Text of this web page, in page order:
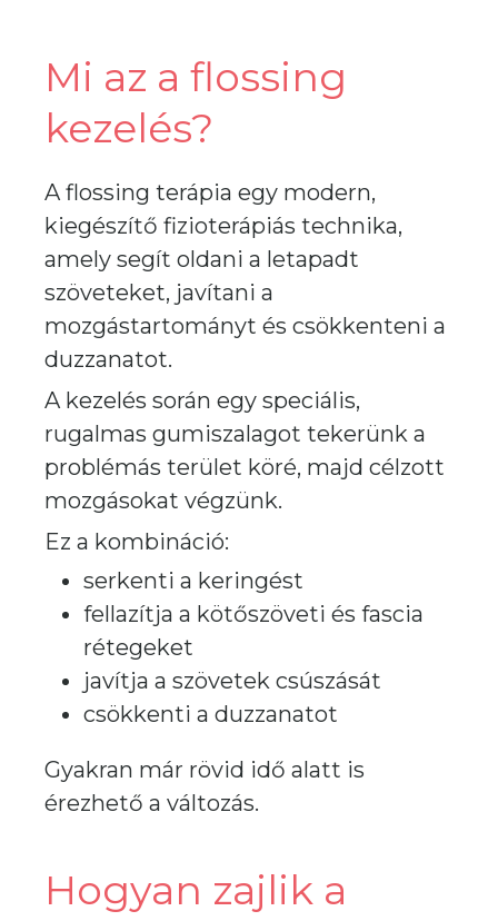
Mi az a flossing
kezelés?
A flossing terápia egy modern,
kiegészítő fizioterápiás technika,
amely segít oldani a letapadt
szöveteket, javítani a
mozgástartományt és csökkenteni a
duzzanatot.
A kezelés során egy speciális,
rugalmas gumiszalagot tekerünk a
problémás terület köré, majd célzott
mozgásokat végzünk.
Ez a kombináció:
serkenti a keringést
fellazítja a kötőszöveti és fascia
rétegeket
javítja a szövetek csúszását
csökkenti a duzzanatot
Gyakran már rövid idő alatt is
érezhető a változás.
Hogyan zajlik a